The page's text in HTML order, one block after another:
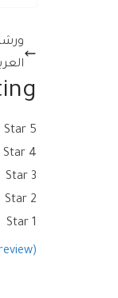
5 Star
4 Star
3 Star
2 Star
1 Star
(Add your review)